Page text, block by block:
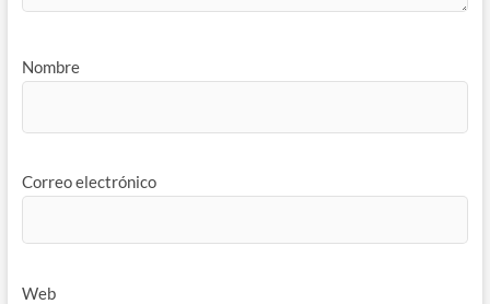
Nombre
Correo electrónico
Web